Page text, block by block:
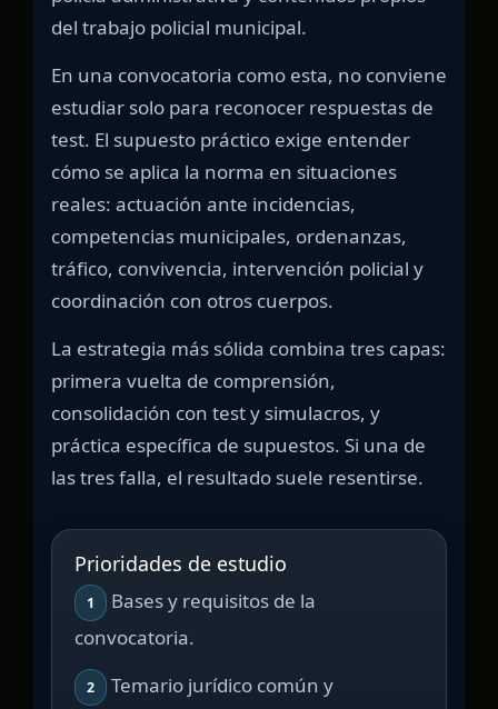
del trabajo policial municipal.
En una convocatoria como esta, no conviene
estudiar solo para reconocer respuestas de
test. El supuesto práctico exige entender
cómo se aplica la norma en situaciones
reales: actuación ante incidencias,
competencias municipales, ordenanzas,
tráfico, convivencia, intervención policial y
coordinación con otros cuerpos.
La estrategia más sólida combina tres capas:
primera vuelta de comprensión,
consolidación con test y simulacros, y
práctica específica de supuestos. Si una de
las tres falla, el resultado suele resentirse.
Prioridades de estudio
1
Bases y requisitos de la
convocatoria.
2
Temario jurídico común y